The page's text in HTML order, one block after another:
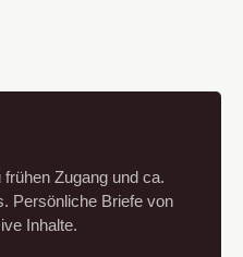
Zugang und ca.
Persönliche Briefe von
Inhalte.